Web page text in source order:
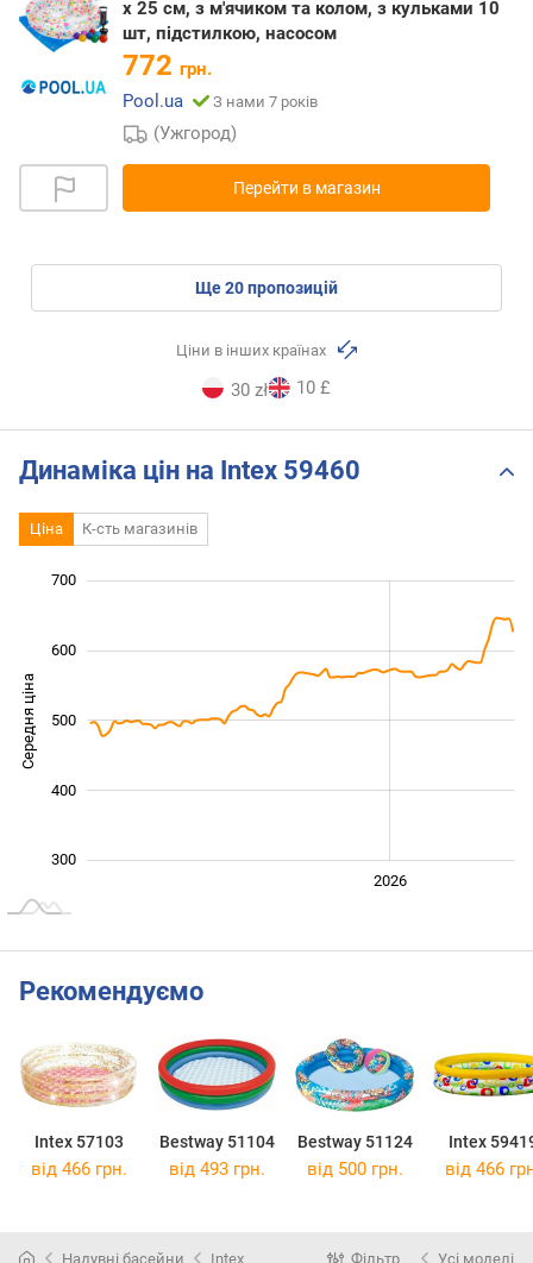
х 25 см, з м'ячиком та колом, з кульками 10
шт, підстилкою, насосом
772 грн.
Pool.ua
З нами 7 років
(Ужгород)
Перейти в магазин
ще20пропозицій
Ціни в інших країнах
30 zł 10 £
Динаміка цін на Intex 59460
Ціна К-сть магазинів
Середня ціна 350
300
400
500
600
700
2026
Рекомендуємо
Intex 57103 Bestway 51104 Bestway 51124 Intex
від 466 грн. від 493 грн. від 500 грн. від 466
Надувні басейни Intex Фільтр Усі моделі